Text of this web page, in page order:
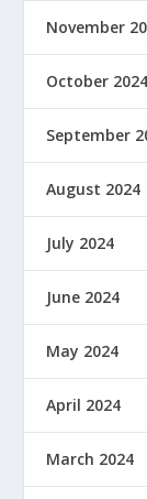
November
October 2024
September
August 2024
July 2024
June 2024
May 2024
April 2024
March 2024